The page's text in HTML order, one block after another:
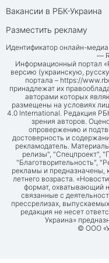
Вакансии в РБК-Украина
Разместить рекламу
Идентификатор онлайн-
—
Информационный портал
версию (украинскую,
портала – https://
принадлежат их
авторами которых
размещены на условиях
4.0 International. Редакция
зрения авторов.
опровержению и
достоверность и
рекламодатель.
релизы", "Спецпроект",
"Благотворительность",
рекламы и предназначены,
летнего возраста.
формат, охватывающий
связанные с
прессрелизах,
редакция не несет
Украина»
© ООО